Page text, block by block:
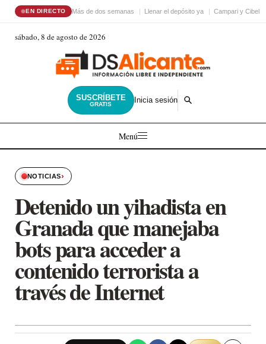
EN DIRECTO Más de dos semanas Llenar el depósito ya Campari y
sábado, 8 de agosto de 2026
SUSCRÍBETE
GRATIS Inicia sesión
Menú
NOTICIAS›
Detenido un yihadista en
Granada que manejaba
bots para acceder a
contenido terrorista a
través de Internet